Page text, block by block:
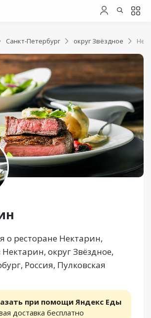
Санкт-Петербург округ Звёздное
о ресторане Нектарин,
округ Звёздное,
Россия, Пулковская
при помощи Яндекс Еды
доставка бесплатно